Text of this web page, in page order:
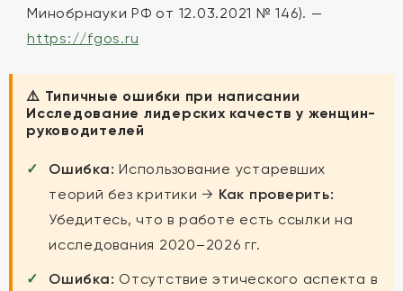
Минобрнауки РФ от 12.03.2021 № 146). —
https://fgos.ru
⚠️ Типичные ошибки при написании
Исследование лидерских качеств у женщин-
руководителей
Ошибка: Использование устаревших
теорий без критики → Как проверить:
Убедитесь, что в работе есть ссылки на
исследования 2020–2026 гг.
Ошибка: Отсутствие этического аспекта в